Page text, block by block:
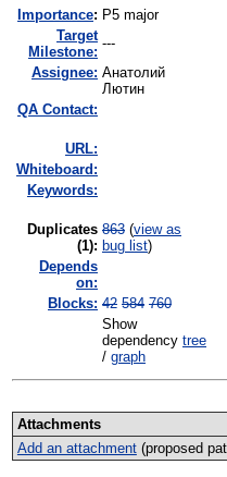
mportance: P5 major
Target
Milestone:
---
Assignee: Анатолий
Лютин
QA Contact:
URL:
Whiteboard:
Keywords:
Duplicates
(1):
863 (view as
bug list)
Depends
on:
Blocks: 42 584 760
Show
dependency tree
/ graph
Attachments
Add an attachment(proposed